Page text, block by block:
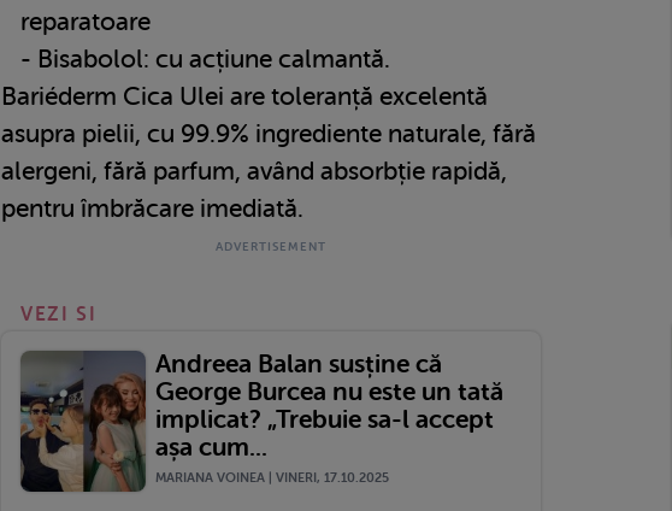
reparatoare
- Bisabolol: cu acțiune calmantă.
Bariéderm Cica Ulei are toleranță excelentă
asupra pielii, cu 99.9% ingrediente naturale, fără
alergeni, fără parfum, având absorbție rapidă,
pentru îmbrăcare imediată.
VEZI SI
Andreea Balan susține că
George Burcea nu este un tată
implicat? „Trebuie sa-l accept
așa cum...
MARIANA VOINEA | VINERI, 17.10.2025